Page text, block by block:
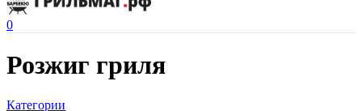
0
Розжиг гриля
Категории